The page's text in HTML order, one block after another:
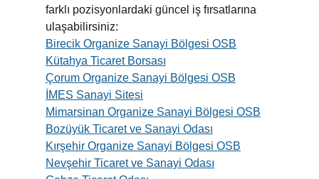
farklı pozisyonlardaki güncel iş fırsatlarına
ulaşabilirsiniz:
Birecik Organize Sanayi Bölgesi OSB
Kütahya Ticaret Borsası
Çorum Organize Sanayi Bölgesi OSB
İMES Sanayi Sitesi
Mimarsinan Organize Sanayi Bölgesi OSB
Bozüyük Ticaret ve Sanayi Odası
Kırşehir Organize Sanayi Bölgesi OSB
Nevşehir Ticaret ve Sanayi Odası